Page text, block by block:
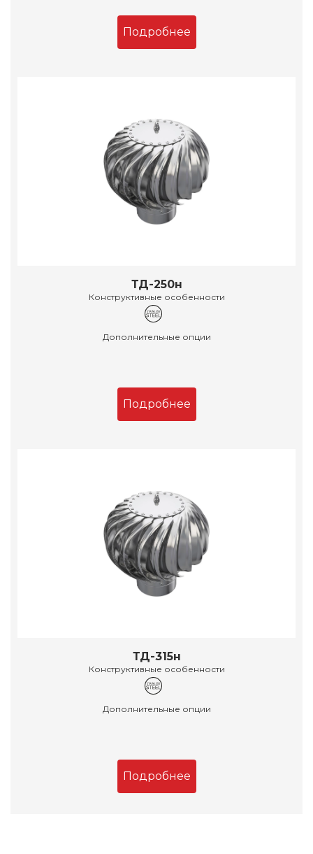
Подробнее
ТД-250н
Конструктивные особенности
Дополнительные опции
Подробнее
ТД-315н
Конструктивные особенности
Дополнительные опции
Подробнее